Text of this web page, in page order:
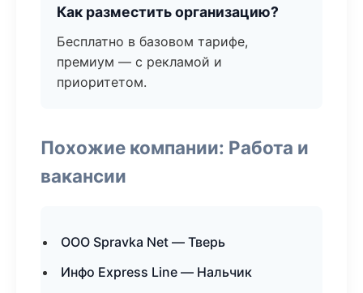
Как разместить организацию?
Бесплатно в базовом тарифе,
премиум — с рекламой и
приоритетом.
Похожие компании: Работа и
вакансии
ООО Spravka Net — Тверь
Инфо Express Line — Нальчик